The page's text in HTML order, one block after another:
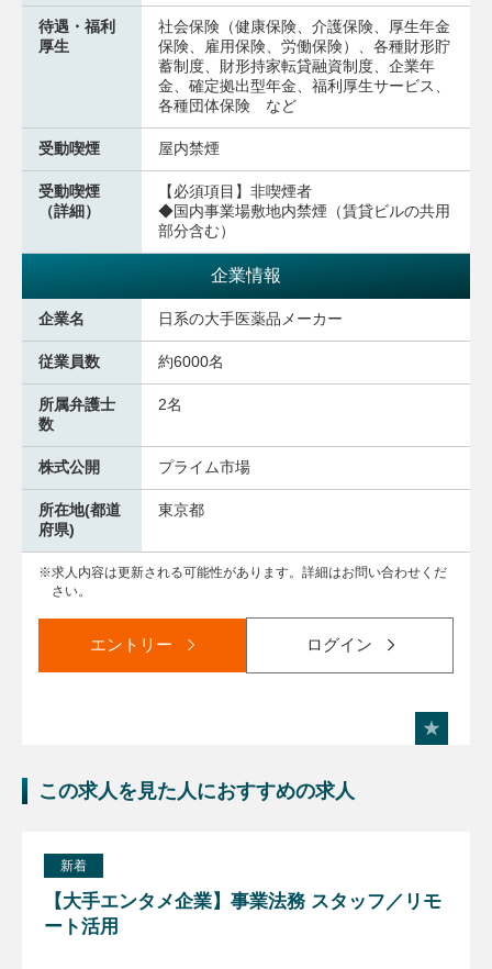
待遇・福利
厚生
社会保険（健康保険、介護保険、厚生年金
保険、雇用保険、労働保険）、各種財形貯
蓄制度、財形持家転貸融資制度、企業年
金、確定拠出型年金、福利厚生サービス、
各種団体保険 など
受動喫煙 屋内禁煙
受動喫煙
（詳細）
【必須項目】非喫煙者
◆国内事業場敷地内禁煙（賃貸ビルの共用
部分含む）
企業情報
企業名 日系の大手医薬品メーカー
従業員数 約6000名
所属弁護士
数
2名
株式公開 プライム市場
所在地(都道
府県)
東京都
求人内容は更新される可能性があります。詳細はお問い合わせくだ
さい。
エントリー ログイン
この求人を見た人におすすめの求人
新着
【大手エンタメ企業】事業法務 スタッフ／リモ
ート活用